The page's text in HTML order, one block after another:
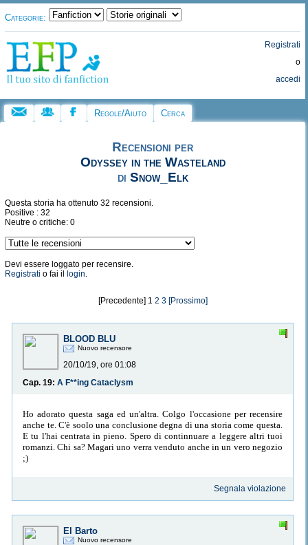
Categorie:
Registrati
o
accedi
Regole/Aiuto Cerca
Recensioni per
Odyssey in the Wasteland
di Snow_Elk
Questa storia ha ottenuto 32 recensioni.
Positive : 32
Neutre o critiche: 0
Devi essere loggato per recensire.
Registrati o fai il login.
[Precedente] 1 2 3 [Prossimo]
BLOOD BLU
Nuovo recensore
20/10/19, ore 01:08
Cap. 19: A F**ing Cataclysm
Ho adorato questa saga ed un'altra. Colgo l'occasione per recensire
anche te. C'è soolo una conclusione degna di una storia come questa.
E tu l'hai centrata in pieno. Spero di continnuare a leggere altri tuoi
romanzi. Chi sa? Magari uno verra venduto anche in un vero negozio
;)
Segnala violazione
El Barto
Nuovo recensore